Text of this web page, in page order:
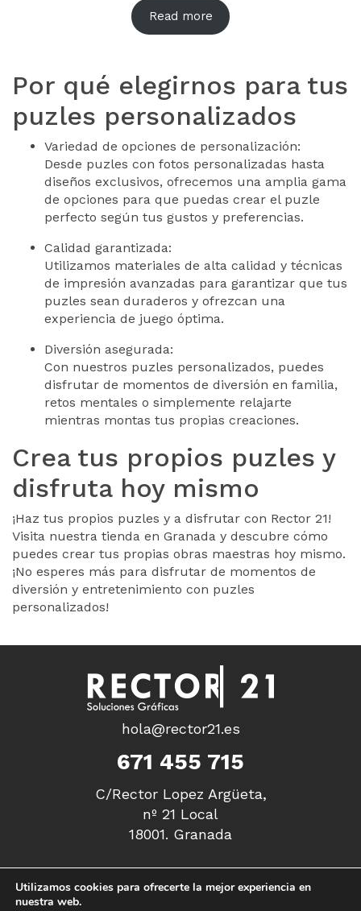
Read more
Por qué elegirnos para tus
puzles personalizados
Variedad de opciones de personalización:
Desde puzles con fotos personalizadas hasta
diseños exclusivos, ofrecemos una amplia gama
de opciones para que puedas crear el puzle
perfecto según tus gustos y preferencias.
Calidad garantizada:
Utilizamos materiales de alta calidad y técnicas
de impresión avanzadas para garantizar que tus
puzles sean duraderos y ofrezcan una
experiencia de juego óptima.
Diversión asegurada:
Con nuestros puzles personalizados, puedes
disfrutar de momentos de diversión en familia,
retos mentales o simplemente relajarte
mientras montas tus propias creaciones.
Crea tus propios puzles y
disfruta hoy mismo
¡Haz tus propios puzles y a disfrutar con Rector 21!
Visita nuestra tienda en Granada y descubre cómo
puedes crear tus propias obras maestras hoy mismo.
¡No esperes más para disfrutar de momentos de
diversión y entretenimiento con puzles
personalizados!
hola@rector21.es
671 455 715
C/Rector Lopez Argüeta,
nº 21 Local
18001. Granada
Utilizamos cookies para ofrecerte la mejor experiencia en
nuestra web.